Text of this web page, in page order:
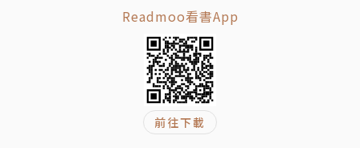
Readmoo看書App
前往下載